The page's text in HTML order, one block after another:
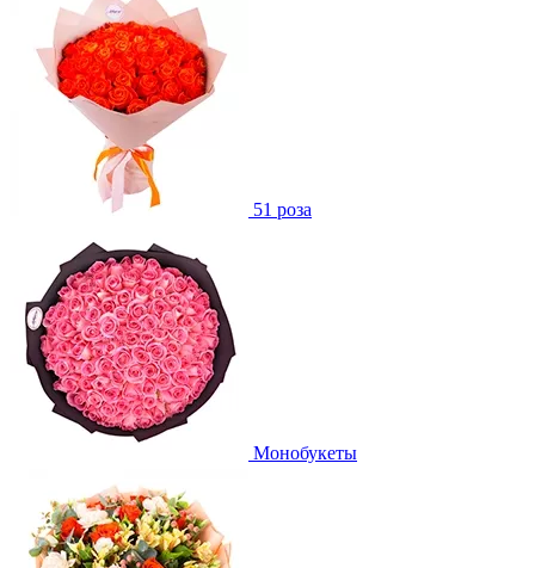
51 роза
Монобукеты